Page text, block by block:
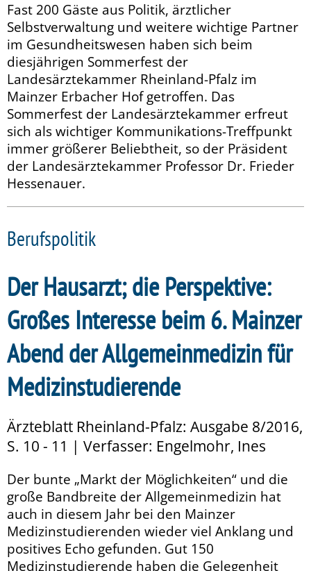
Fast 200 Gäste aus Politik, ärztlicher
Selbstverwaltung und weitere wichtige Partner
im Gesundheitswesen haben sich beim
diesjährigen Sommerfest der
Landesärztekammer Rheinland-Pfalz im
Mainzer Erbacher Hof getroffen. Das
Sommerfest der Landesärztekammer erfreut
sich als wichtiger Kommunikations-Treffpunkt
immer größerer Beliebtheit, so der Präsident
der Landesärztekammer Professor Dr. Frieder
Hessenauer.
Berufspolitik
Der Hausarzt; die Perspektive:
Großes Interesse beim 6. Mainzer
Abend der Allgemeinmedizin für
Medizinstudierende
Ärzteblatt Rheinland-Pfalz: Ausgabe 8/2016,
S. 10 - 11 | Verfasser: Engelmohr, Ines
Der bunte „Markt der Möglichkeiten“ und die
große Bandbreite der Allgemeinmedizin hat
auch in diesem Jahr bei den Mainzer
Medizinstudierenden wieder viel Anklang und
positives Echo gefunden. Gut 150
Medizinstudierende haben die Gelegenheit